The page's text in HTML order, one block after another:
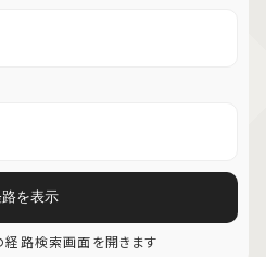
を表示
路検索画面を開きます